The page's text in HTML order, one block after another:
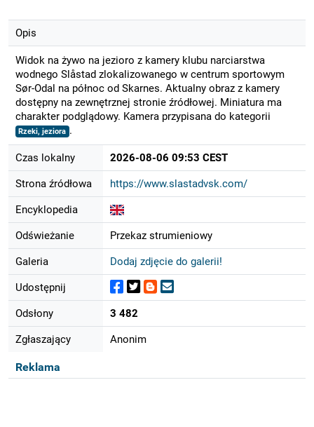
Opis
Widok na żywo na jezioro z kamery klubu narciarstwa
wodnego Slåstad zlokalizowanego w centrum sportowym
Sør-Odal na północ od Skarnes. Aktualny obraz z kamery
dostępny na zewnętrznej stronie źródłowej. Miniatura ma
charakter podglądowy. Kamera przypisana do kategorii
Rzeki, jeziora .
Czas lokalny 2026-08-06 09:53 CEST
Strona źródłowa https://www.slastadvsk.com/
Encyklopedia
Odświeżanie Przekaz strumieniowy
Galeria Dodaj zdjęcie do galerii!
Udostępnij
Odsłony 3 482
Zgłaszający Anonim
Reklama